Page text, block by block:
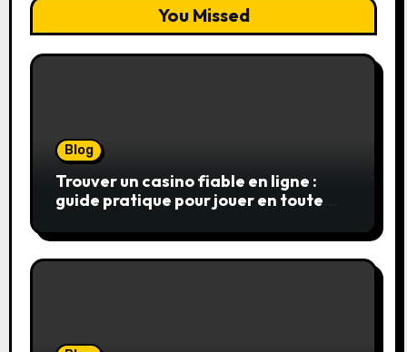
You Missed
Blog
Trouver un casino fiable en ligne :
guide pratique pour jouer en toute